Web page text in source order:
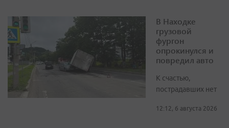
В Находке
грузовой
фургон
опрокинулся и
повредил авто
К счастью,
пострадавших нет
12:12, 6 августа 2026